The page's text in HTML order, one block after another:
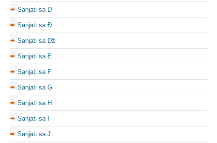
Sanjati sa D
Sanjati sa Đ
Sanjati sa Dž
Sanjati sa E
Sanjati sa F
Sanjati sa G
Sanjati sa H
Sanjati sa I
Sanjati sa J